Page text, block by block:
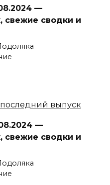
—
свежие сводки и
—
свежие сводки и